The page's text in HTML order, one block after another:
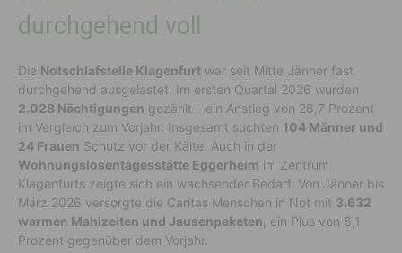
durchgehend voll
Die Notschlafstelle Klagenfurt war seit Mitte Jänner fast
durchgehend ausgelastet. Im ersten Quartal 2026 wurden
2.028 Nächtigungen gezählt – ein Anstieg von 28,7 Prozent
im Vergleich zum Vorjahr. Insgesamt suchten 104 Männer und
24 Frauen Schutz vor der Kälte. Auch in der
Wohnungslosentagesstätte Eggerheim im Zentrum
Klagenfurts zeigte sich ein wachsender Bedarf. Von Jänner bis
März 2026 versorgte die Caritas Menschen in Not mit 3.632
warmen Mahlzeiten und Jausenpaketen , ein Plus von 6,1
Prozent gegenüber dem Vorjahr.